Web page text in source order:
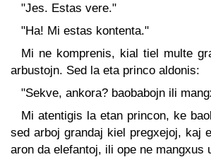
"Jes. Estas vere."
"Ha! Mi estas kontenta."
Mi ne komprenis, kial tiel multe
arbustojn. Sed la eta princo aldonis:
"Sekve, ankora? baobabojn ili
Mi atentigis la etan princon, ke
sed arboj grandaj kiel pregxejoj, kaj
aron da elefantoj, ili ope ne mangxus